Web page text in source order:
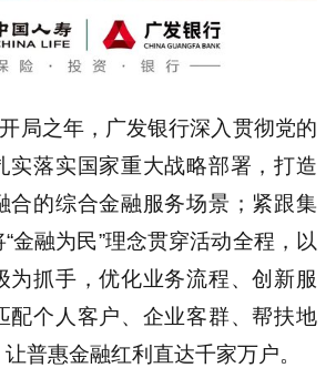
开局之年，广发银行深入贯彻党的
实落实国家重大战略部署，打造
合的综合金融服务场景；紧跟集
金融为民”理念贯穿活动全程，以
为抓手，优化业务流程、创新服
配个人客户、企业客群、帮扶地
普惠金融红利直达千家万户。